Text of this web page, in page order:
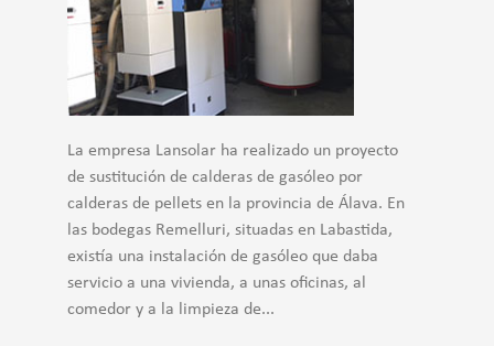
La empresa Lansolar ha realizado un proyecto
de sustitución de calderas de gasóleo por
calderas de pellets en la provincia de Álava. En
las bodegas Remelluri, situadas en Labastida,
existía una instalación de gasóleo que daba
servicio a una vivienda, a unas oficinas, al
comedor y a la limpieza de...